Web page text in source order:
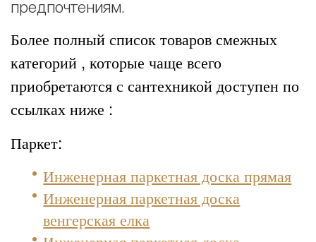
предпочтениям.
Более полный список товаров смежных
категорий , которые чаще всего
приобретаются с сантехникой доступен по
ссылках ниже :
Паркет:
Инженерная паркетная доска прямая
Инженерная паркетная доска
венгерская елка